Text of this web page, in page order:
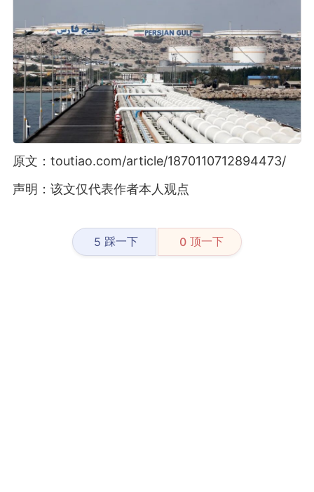
原文：toutiao.com/article/1870110712894473/
声明：该文仅代表作者本人观点
5 踩一下 0 顶一下